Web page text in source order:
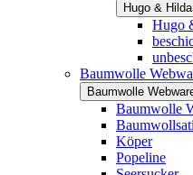
Hugo & Hilda
Hugo
Baumwolle
Baumwolle
Baumwolle
Köper
Popeline